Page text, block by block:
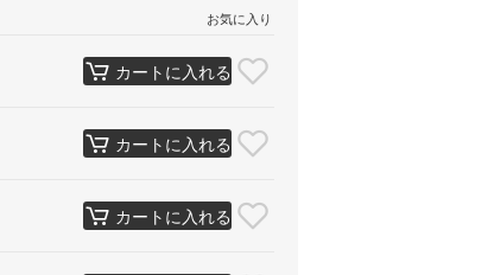
お気に入り
カートに入れる
カートに入れる
カートに入れる